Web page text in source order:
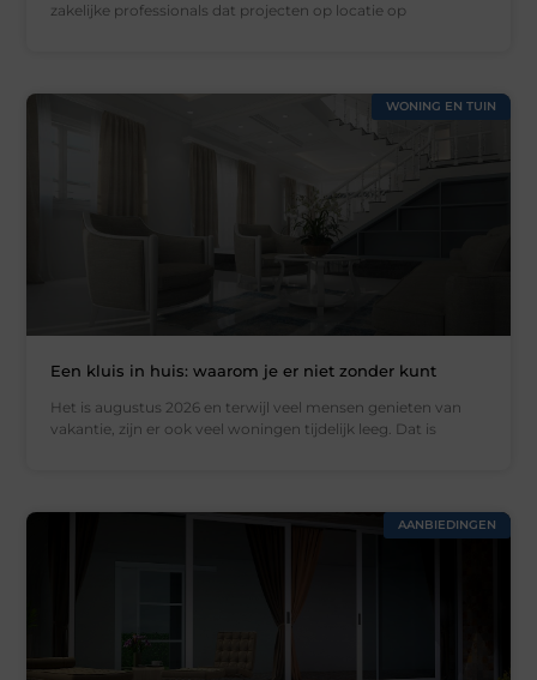
zakelijke professionals dat projecten op locatie op
WONING EN TUIN
Een kluis in huis: waarom je er niet zonder kunt
Het is augustus 2026 en terwijl veel mensen genieten van
vakantie, zijn er ook veel woningen tijdelijk leeg. Dat is
AANBIEDINGEN